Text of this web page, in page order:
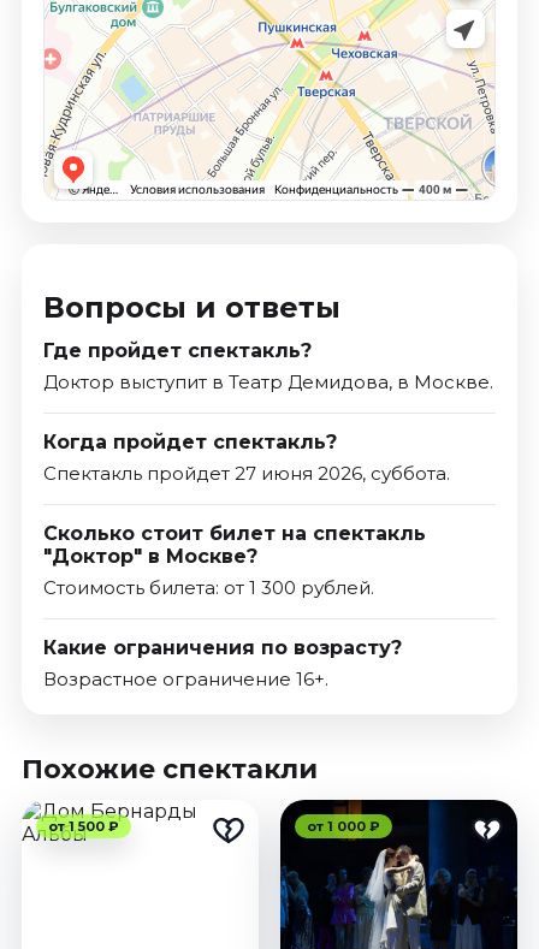
Вопросы и ответы
Где пройдет спектакль?
Доктор выступит в Театр Демидова, в Москве.
Когда пройдет спектакль?
Спектакль пройдет 27 июня 2026, суббота.
Сколько стоит билет на спектакль
"Доктор" в Москве?
Стоимость билета: от 1 300 рублей.
Какие ограничения по возрасту?
Возрастное ограничение 16+.
Похожие спектакли
от 1 500 ₽ от 1 000 ₽